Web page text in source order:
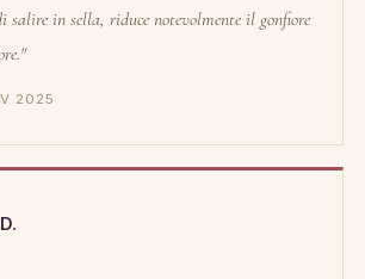
salire in sella, riduce notevolmente il gonfiore
2025